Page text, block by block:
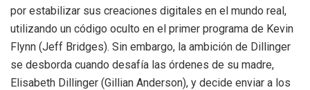
por estabilizar sus creaciones digitales en el mundo real,
utilizando un código oculto en el primer programa de Kevin
Flynn (Jeff Bridges). Sin embargo, la ambición de Dillinger
se desborda cuando desafía las órdenes de su madre,
Elisabeth Dillinger (Gillian Anderson), y decide enviar a los